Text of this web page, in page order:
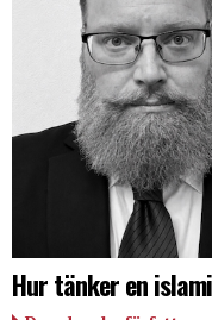
Hur tänker en